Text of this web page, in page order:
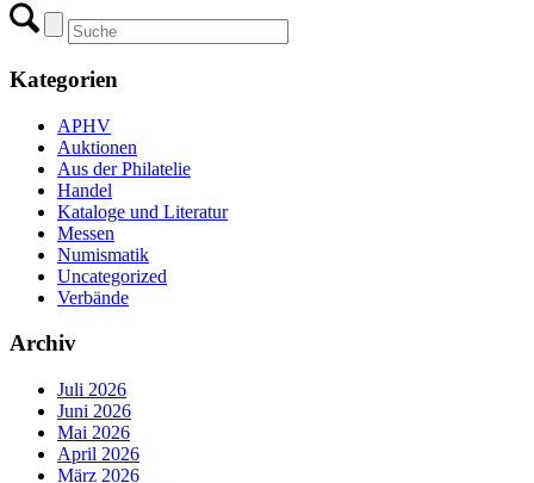
Kategorien
APHV
Auktionen
Aus der Philatelie
Handel
Kataloge und Literatur
Messen
Numismatik
Uncategorized
Verbände
Archiv
Juli 2026
Juni 2026
Mai 2026
April 2026
März 2026